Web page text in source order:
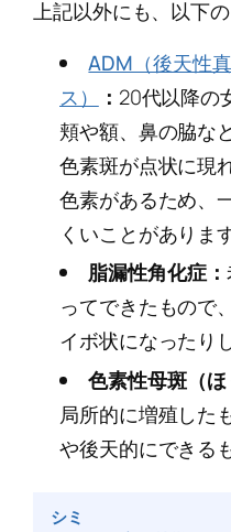
上記以外にも、以下
ADM（後天性
ス）
： 20代以降の
頬や額、鼻の脇な
色素斑が点状に現
色素があるため、
くいことがあります
脂漏性角化症：
ってできたもので
イボ状になったり
色素性母斑（ほ
局所的に増殖した
や後天的にできる
シミ